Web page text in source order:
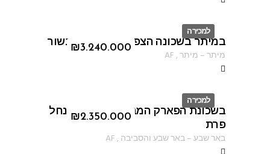
למכירה
ID
₪3.240.000
במיתר בשכונה הצפונית ברחוב הבשור
מיתר– מיתר,
AF
למכירה
ID
₪2.350.000
בשכונת הפארק המבוקשת ברחוב נחל
פרת
באר שבע–באר שבע והסביבה ,
AF